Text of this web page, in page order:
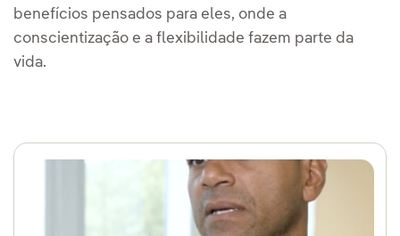
benefícios pensados para eles, onde a
conscientização e a flexibilidade fazem parte da
vida.